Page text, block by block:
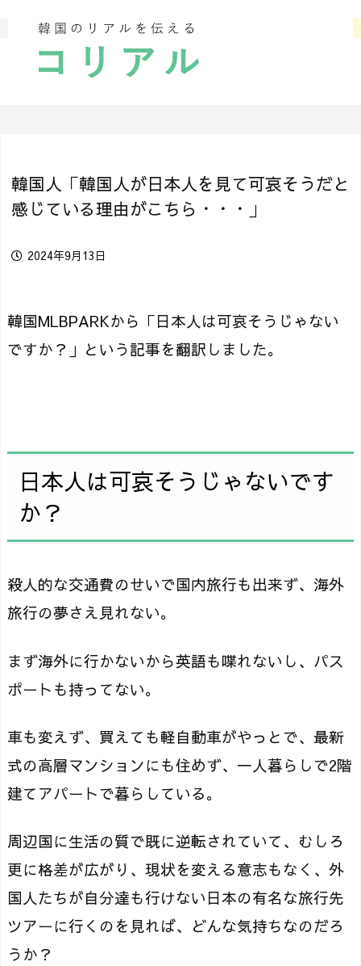
韓国人「韓国人が日本人を見て可哀そうだと
感じている理由がこちら・・・」
2024年9月13日
韓国MLBPARKから「日本人は可哀そうじゃない
ですか？」という記事を翻訳しました。
日本人は可哀そうじゃないです
か？
殺人的な交通費のせいで国内旅行も出来ず、海外
旅行の夢さえ見れない。
まず海外に行かないから英語も喋れないし、パス
ポートも持ってない。
車も変えず、買えても軽自動車がやっとで、最新
式の高層マンションにも住めず、一人暮らしで2階
建てアパートで暮らしている。
周辺国に生活の質で既に逆転されていて、むしろ
更に格差が広がり、現状を変える意志もなく、外
国人たちが自分達も行けない日本の有名な旅行先
ツアーに行くのを見れば、どんな気持ちなのだろ
うか？